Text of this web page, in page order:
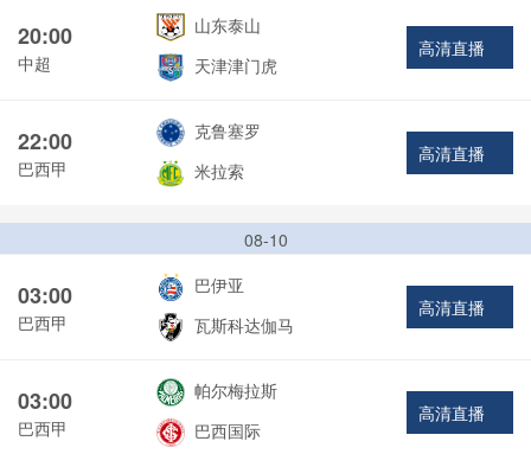
20:00
中超
山东泰山
天津津门虎
高清直播
22:00
巴西甲
克鲁塞罗
米拉索
高清直播
08-10
03:00
巴西甲
巴伊亚
瓦斯科达伽马
高清直播
03:00
巴西甲
帕尔梅拉斯
巴西国际
高清直播